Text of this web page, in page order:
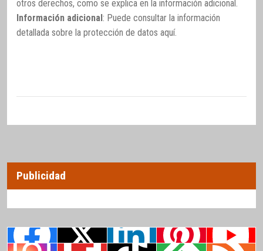
otros derechos, como se explica en la información adicional.
Información adicional: Puede consultar la información
detallada sobre la protección de datos aquí.
Publicidad